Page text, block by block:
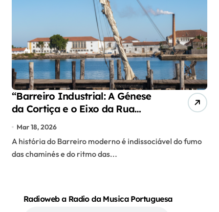
“Barreiro Industrial: A Génese
da Cortiça e o Eixo da Rua
Mar 18, 2026
A história do Barreiro moderno é indissociável do fumo
das chaminés e do ritmo das...
Radioweb a Radio da Musica Portuguesa